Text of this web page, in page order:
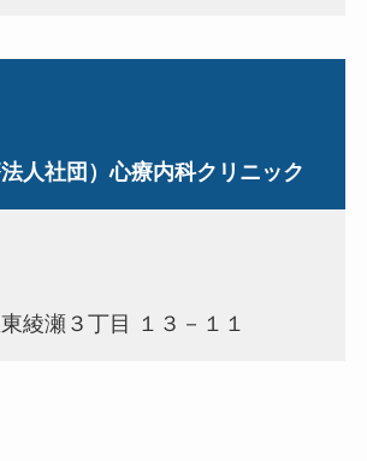
人社団）心療内科クリニック
綾瀬３丁目 １３－１１